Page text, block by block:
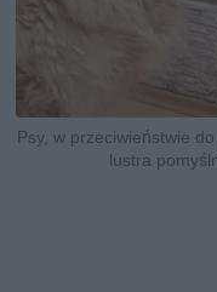
Psy, w przeciwieństwie
lustra